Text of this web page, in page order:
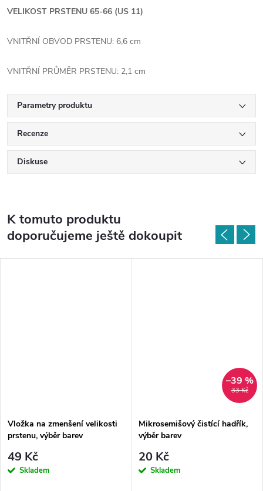
VELIKOST PRSTENU 65-66 (US 11)
VNITŘNÍ OBVOD PRSTENU: 6,6 cm
VNITŘNÍ PRŮMĚR PRSTENU: 2,1 cm
Parametry produktu
Recenze
Diskuse
K tomuto produktu
doporučujeme ještě dokoupit
Vložka na zmenšení velikosti
prstenu, výběr barev
49 Kč
Skladem
33 Kč
–39 %
Mikrosemišový čistící hadřík,
výběr barev
20 Kč
Skladem